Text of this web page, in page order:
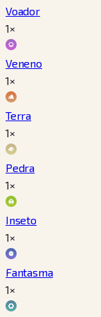
Voador
1×
Veneno
1×
Terra
1×
Pedra
1×
Inseto
1×
Fantasma
1×